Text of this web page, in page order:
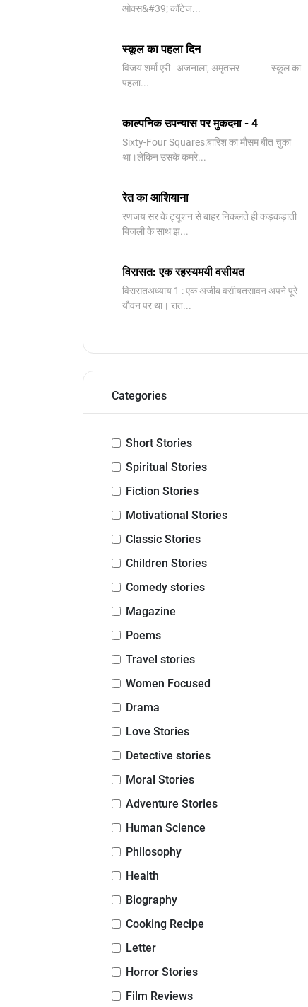
ओक्स&#39; कॉटेज...
स्कूल का पहला दिन
विजय शर्मा एरी अजनाला, अमृतसर स्कूल का
पहला...
काल्पनिक उपन्यास पर मुकदमा - 4
Sixty-Four Squares:बारिश का मौसम बीत चुका
था।लेकिन उसके कमरे...
रेत का आशियाना
रणजय सर के ट्यूशन से बाहर निकलते ही कड़कड़ाती
बिजली के साथ झ...
विरासत: एक रहस्यमयी वसीयत
विरासतअध्याय 1 : एक अजीब वसीयतसावन अपने पूरे
यौवन पर था। रात...
Categories
Short Stories
Spiritual Stories
Fiction Stories
Motivational Stories
Classic Stories
Children Stories
Comedy stories
Magazine
Poems
Travel stories
Women Focused
Drama
Love Stories
Detective stories
Moral Stories
Adventure Stories
Human Science
Philosophy
Health
Biography
Cooking Recipe
Letter
Horror Stories
Film Reviews